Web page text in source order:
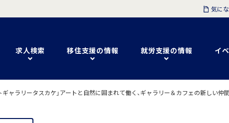
求人検索 移住支援の情報 就労支援の情報 イ
気に
ャラリータスカケ」アートと自然に囲まれて働く、ギャラリー＆カフェの新しい仲